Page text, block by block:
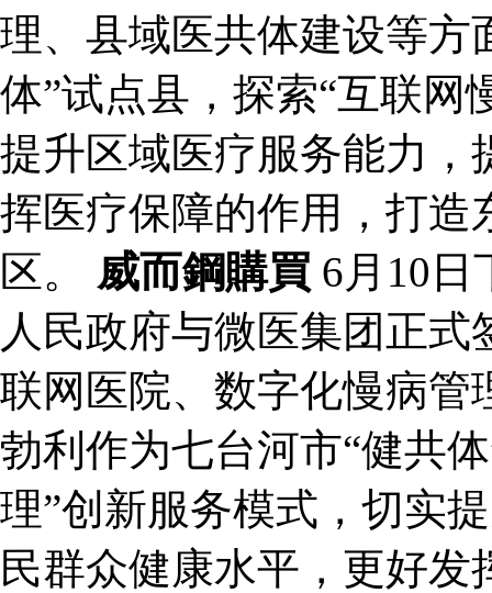
理、县域医共体建设等方
体”试点县，探索“互联网
提升区域医疗服务能力，
挥医疗保障的作用，打造
区。 威而鋼購買 6月10日
人民政府与微医集团正
联网医院、数字化慢病管
勃利作为七台河市“健共
理”创新服务模式，切实
民群众健康水平，更好